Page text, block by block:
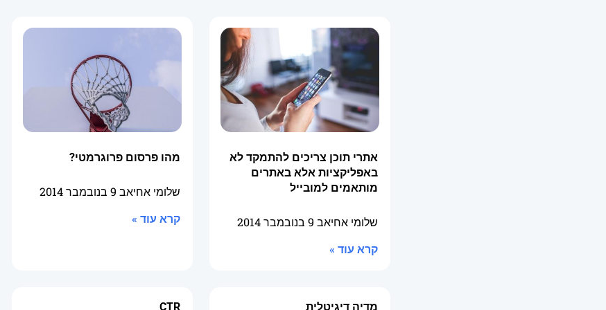
אתרי תוכן צריכים להתמקד לא
באפליקציות אלא באתרים
מותאמים למובייל
שלומי אחיאב 9 בנובמבר 2014
קרא עוד »
מהו פרסום פרוגרמטי?
שלומי אחיאב 9 בנובמבר 2014
קרא עוד »
מדיה דיגיטלית CTR